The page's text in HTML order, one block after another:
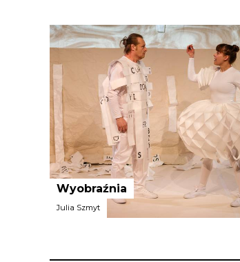
Spółdzielnia Teatralna)
Wyobraźnia
Julia Szmyt